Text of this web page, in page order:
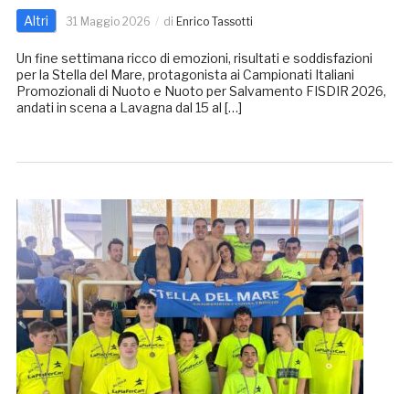
Altri 31 Maggio 2026 di Enrico Tassotti
Un fine settimana ricco di emozioni, risultati e soddisfazioni
per la Stella del Mare, protagonista ai Campionati Italiani
Promozionali di Nuoto e Nuoto per Salvamento FISDIR 2026,
andati in scena a Lavagna dal 15 al […]